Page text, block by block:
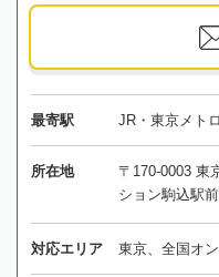
最寄駅 JR・東京メト
所在地
〒170-0003 東
ション駒込駅
対応エリア 東京、全国オ